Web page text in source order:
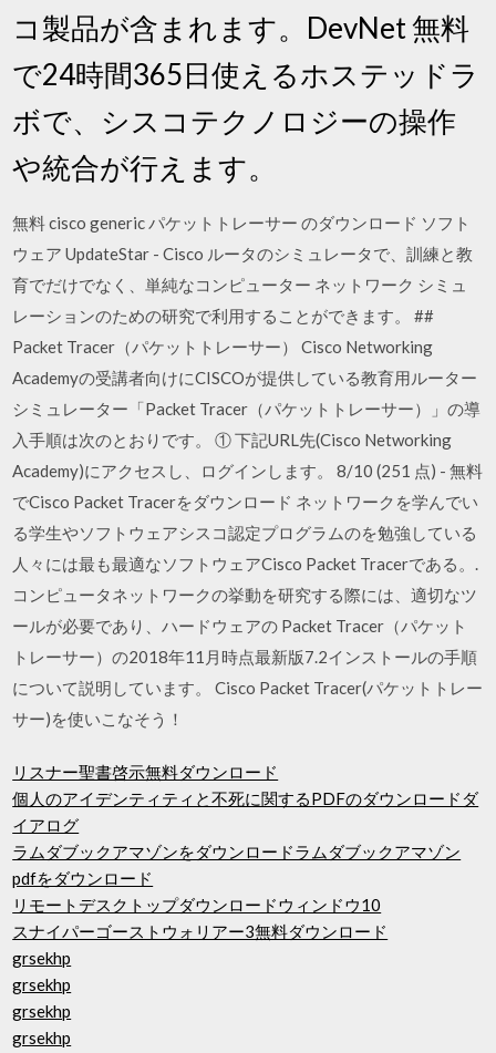
コ製品が含まれます。DevNet 無料
で24時間365日使えるホステッドラ
ボで、シスコテクノロジーの操作
や統合が行えます。
無料 cisco generic パケットトレーサー のダウンロード ソフト
ウェア UpdateStar - Cisco ルータのシミュレータで、訓練と教
育でだけでなく、単純なコンピューター ネットワーク シミュ
レーションのための研究で利用することができます。 ##
Packet Tracer（パケットトレーサー） Cisco Networking
Academyの受講者向けにCISCOが提供している教育用ルーター
シミュレーター「Packet Tracer（パケットトレーサー）」の導
入手順は次のとおりです。 ① 下記URL先(Cisco Networking
Academy)にアクセスし、ログインします。 8/10 (251 点) - 無料
でCisco Packet Tracerをダウンロード ネットワークを学んでい
る学生やソフトウェアシスコ認定プログラムのを勉強している
人々には最も最適なソフトウェアCisco Packet Tracerである。.
コンピュータネットワークの挙動を研究する際には、適切なツ
ールが必要であり、ハードウェアの Packet Tracer（パケット
トレーサー）の2018年11月時点最新版7.2インストールの手順
について説明しています。 Cisco Packet Tracer(パケットトレー
サー)を使いこなそう！
リスナー聖書啓示無料ダウンロード
個人のアイデンティティと不死に関するPDFのダウンロードダ
イアログ
ラムダブックアマゾンをダウンロードラムダブックアマゾン
pdfをダウンロード
リモートデスクトップダウンロードウィンドウ10
スナイパーゴーストウォリアー3無料ダウンロード
grsekhp
grsekhp
grsekhp
grsekhp